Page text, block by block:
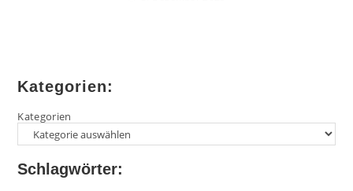
Kategorien:
Kategorien
Schlagwörter: